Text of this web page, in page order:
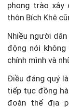
phong trào xây
thôn Bích Khê
Nhiều người
động nói
chính mình và
Điều đáng quý
tiếp tục đồng
đoàn thể địa